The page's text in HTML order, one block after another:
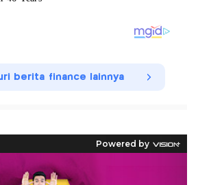
berita finance lainnya